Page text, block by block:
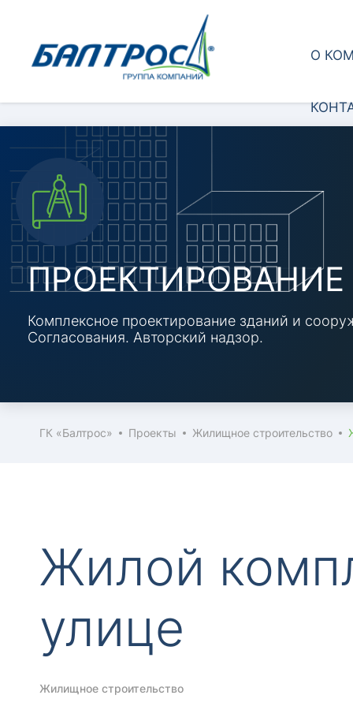
О
ПРОЕКТИРОВАНИЕ
Комплексное проектирование зданий и
Согласования. Авторский надзор.
ГК «Балтрос» Проекты Жилищное строительство
Жилой
улице
Жилищное строительство